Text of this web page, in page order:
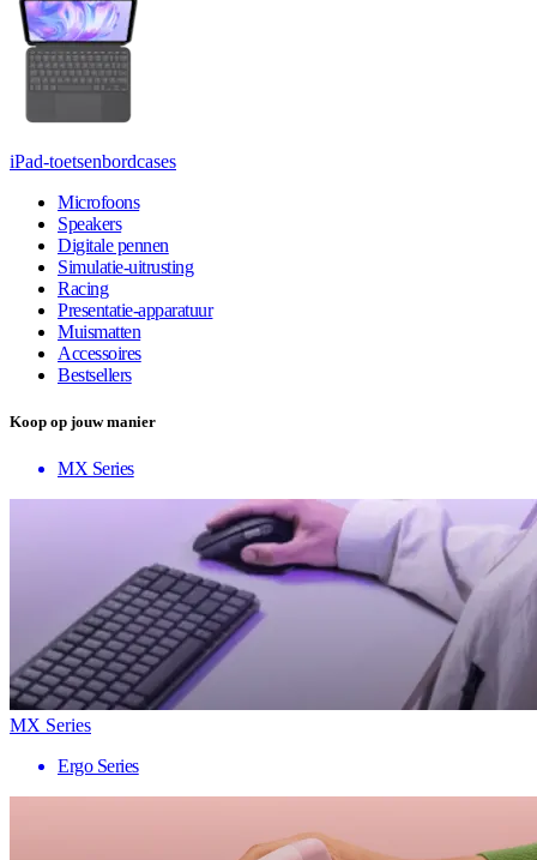
iPad-toetsenbordcases
Microfoons
Speakers
Digitale pennen
Simulatie-uitrusting
Racing
Presentatie-apparatuur
Muismatten
Accessoires
Bestsellers
Koop op jouw manier
MX Series
MX Series
Ergo Series